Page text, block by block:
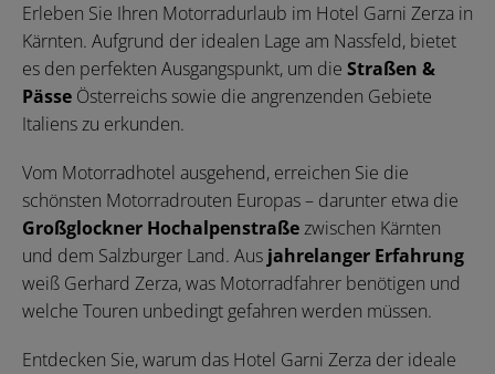
Erleben Sie Ihren Motorradurlaub im Hotel Garni Zerza in
Kärnten. Aufgrund der idealen Lage am Nassfeld, bietet
es den perfekten Ausgangspunkt, um die Straßen &
Pässe Österreichs sowie die angrenzenden Gebiete
Italiens zu erkunden.
Vom Motorradhotel ausgehend, erreichen Sie die
schönsten Motorradrouten Europas – darunter etwa die
Großglockner Hochalpenstraßezwischen Kärnten
und dem Salzburger Land. Aus jahrelanger Erfahrung
weiß Gerhard Zerza, was Motorradfahrer benötigen und
welche Touren unbedingt gefahren werden müssen.
Entdecken Sie, warum das Hotel Garni Zerza der ideale